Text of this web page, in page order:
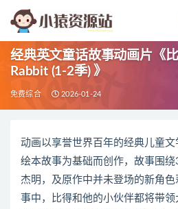
经典英文童话故事动画片《
Rabbit (1-2季) 》
免费综合 2026-01-24
动画以享誉世界百年的经典儿童
绘本故事为基础而创作，故事围
杰明，及原作中并未登场的新角
事中，比得和他的小伙伴都将带